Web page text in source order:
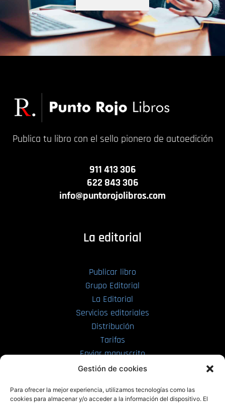
Gestión de cookies
Para ofrecer la mejor experiencia, utilizamos tecnologías como las
cookies para almacenar y/o acceder a la información del dispositivo. El
Publica tu libro con el sello pionero de autoedición
911 413 306
622 843 306
info@puntorojolibros.com
La editorial
Publicar libro
Grupo Editorial
La Editorial
Servicios editoriales
Distribución
Tarifas
Enviar manuscrito
PRL | Media